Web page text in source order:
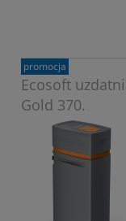
Ecosoft
Gold 370.
promocja